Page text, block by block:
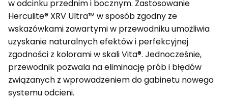
w odcinku przednim i bocznym. Zastosowanie
Herculite® XRV Ultra™ w sposób zgodny ze
wskazówkami zawartymi w przewodniku umożliwia
uzyskanie naturalnych efektów i perfekcyjnej
zgodności z kolorami w skali Vita®. Jednocześnie,
przewodnik pozwala na eliminację prób i błędów
związanych z wprowadzeniem do gabinetu nowego
systemu odcieni.